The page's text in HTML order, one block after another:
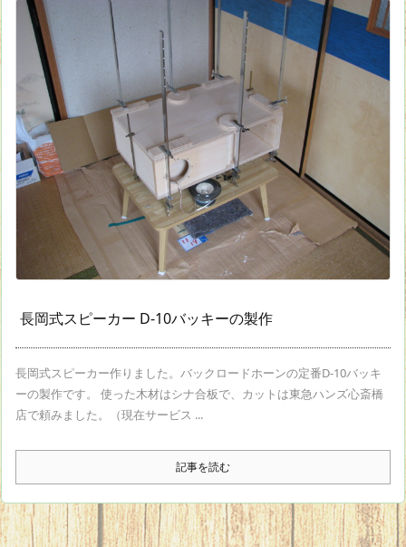
長岡式スピーカー D-10バッキーの製作
長岡式スピーカー作りました。バックロードホーンの定番D-10バッキ
ーの製作です。 使った木材はシナ合板で、カットは東急ハンズ心斎橋
店で頼みました。（現在サービス ...
記事を読む